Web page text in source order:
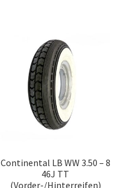
Continental LB WW 3.50 – 8
46J TT
(Vorder-/Hinterreifen)